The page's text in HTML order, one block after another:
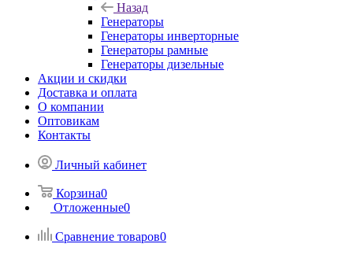
Назад
Генераторы
Генераторы инверторные
Генераторы рамные
Генераторы дизельные
Акции и скидки
Доставка и оплата
О компании
Оптовикам
Контакты
Личный кабинет
Корзина0
Отложенные0
Сравнение товаров0